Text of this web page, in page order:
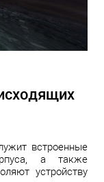
встроенные
а также
устройству